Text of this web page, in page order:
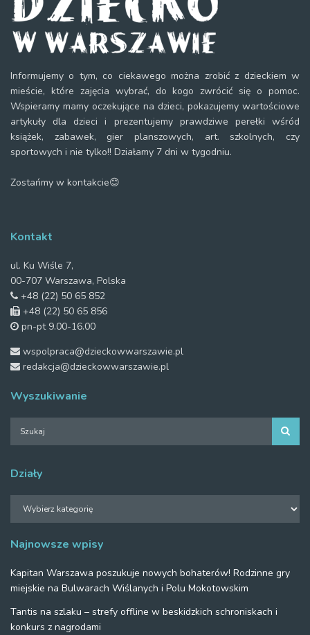
Informujemy o tym, co ciekawego można zrobić z dzieckiem w
mieście, które zajęcia wybrać, do kogo zwrócić się o pomoc.
Wspieramy mamy oczekujące na dzieci, pokazujemy wartościowe
artykuły dla dzieci i prezentujemy prawdziwe perełki wśród
książek, zabawek, gier planszowych, art. szkolnych, czy
sportowych i nie tylko!! Działamy 7 dni w tygodniu.
Zostańmy w kontakcie😊
Kontakt
ul. Ku Wiśle 7,
00-707 Warszawa, Polska
+48 (22) 50 65 852
+48 (22) 50 65 856
pn-pt 9.00-16.00
wspolpraca@dzieckowwarszawie.pl
redakcja@dzieckowwarszawie.pl
Wyszukiwanie
Działy
Najnowsze wpisy
Kapitan Warszawa poszukuje nowych bohaterów! Rodzinne gry
miejskie na Bulwarach Wiślanych i Polu Mokotowskim
Tantis na szlaku – strefy offline w beskidzkich schroniskach i
konkurs z nagrodami